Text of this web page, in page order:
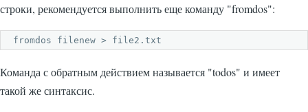
строки, рекомендуется выполнить еще команду "fromdos":
fromdos filenew > file2.txt
Команда с обратным действием называется "todos" и имеет
такой же синтаксис.